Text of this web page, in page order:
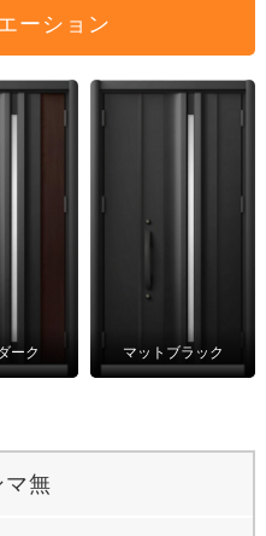
ーション
ーク マットブラック
マ無